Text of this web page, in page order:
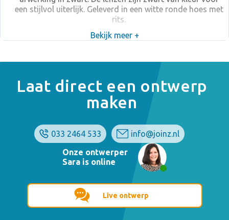
een stijlvol uiterlijk. Geleverd in een witte ronde hoes met
rits.
Bekijk meer +
Laat direct een ontwerp
maken
033 2464 533
info@joinz.nl
Onze ontwerper
Sara is online
Live ontwerp